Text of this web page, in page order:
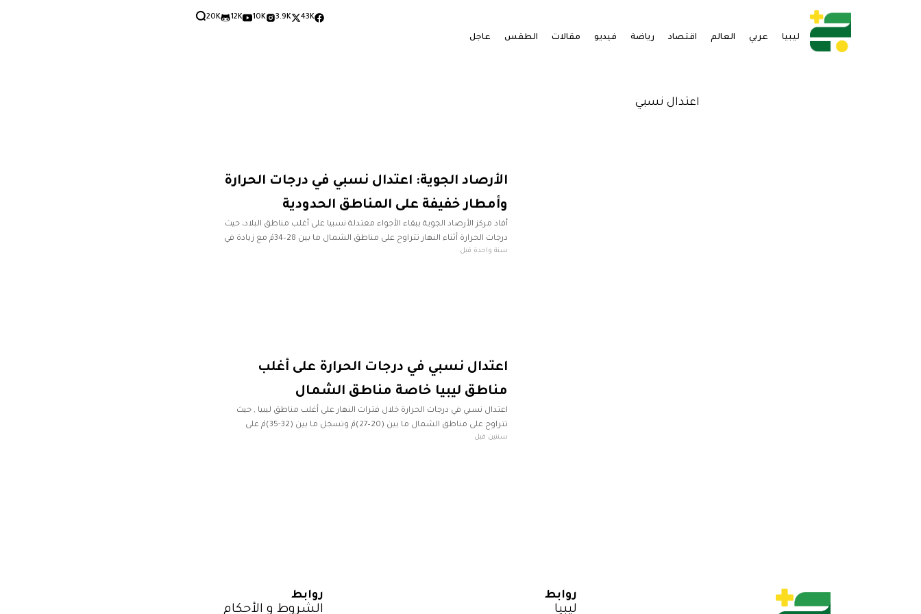
ليبيا عربي العالم اقتصاد رياضة فيديو مقالات الطقس عاجل
43K
3.9K
10K
12K
20K
اعتدال نسبي
الأرصاد الجوية: اعتدال نسبي في درجات الحرارة
وأمطار خفيفة على المناطق الحدودية
أفاد مركز الأرصاد الجوية ببقاء الأجواء معتدلة نسبيا على أغلب مناطق البلاد، حيث
درجات الحرارة أثناء النهار تتراوح على مناطق الشمال ما بين 28–34مْ مع زيادة في
عامل الرطوبة على
سنة واحدة قبل
اعتدال نسبي في درجات الحرارة على أغلب
مناطق ليبيا خاصة مناطق الشمال
اعتدال نسبي في درجات الحرارة خلال فترات النهار على أغلب مناطق ليبيا , حيث
تتراوح على مناطق الشمال ما بين (20–27)مْ وتسجل ما بين (32-35)مْ على
مناطق الوسط والجنوب. وتنشط
سنتين قبل
روابط
ليبيا
روابط
الشروط و الأحكام